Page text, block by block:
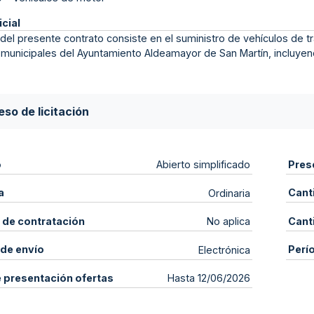
presente contrato consiste en el suministro de vehículos de
del Ayuntamiento Aldeamayor de San Martín,
de licitación
Abierto simplificado
Ordinaria
de contratación No aplica
envío Electrónica
presentación ofertas Hasta 12/06/2026